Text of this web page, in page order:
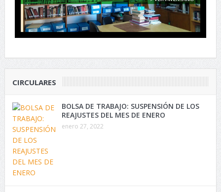
CIRCULARES
BOLSA DE TRABAJO: SUSPENSIÓN DE LOS
REAJUSTES DEL MES DE ENERO
enero 27, 2022